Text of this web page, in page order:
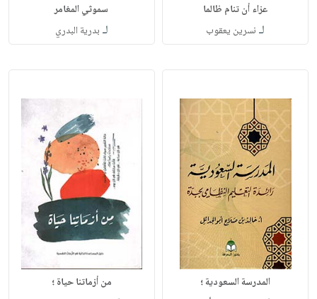
عزاء أن تنام ظالما
لـ نسرين يعقوب
سموثي المغامر
لـ بدرية البدري
المدرسة السعودية ؛ من أزماتنا حياة ؛